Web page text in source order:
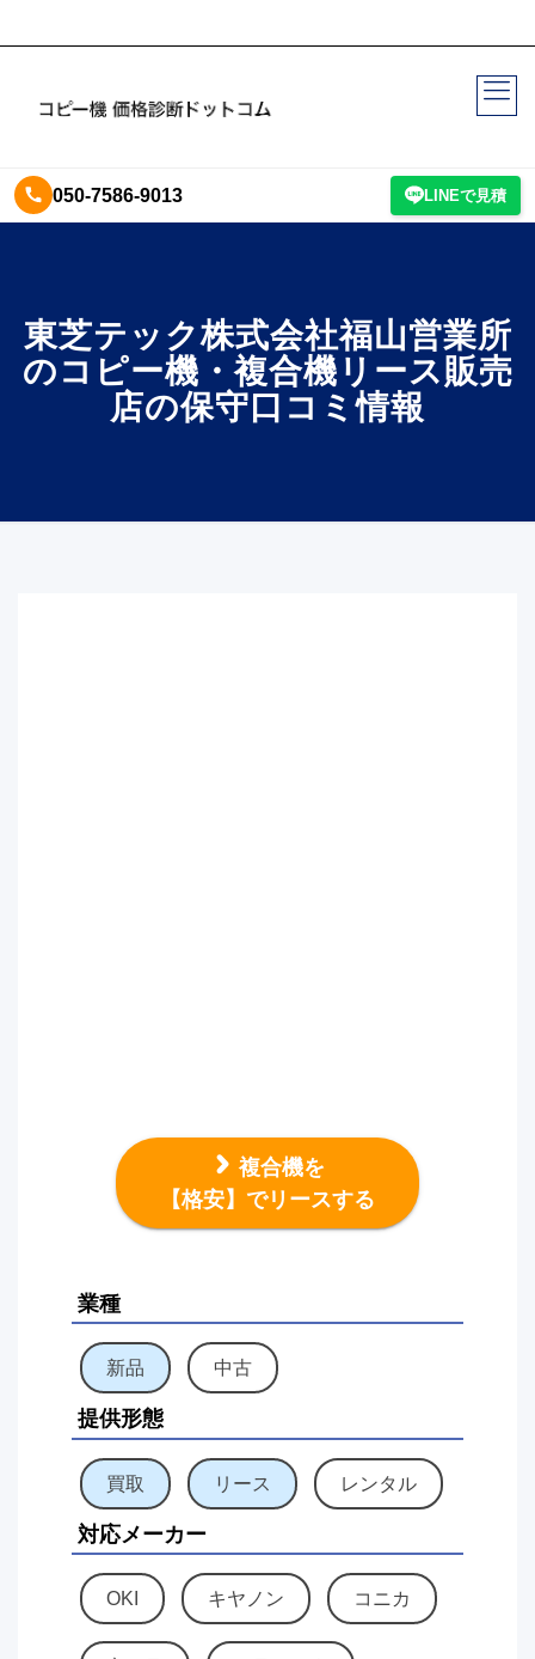
050-7586-9013 LINEで見積
東芝テック株式会社福山営業所
のコピー機・複合機リース販売
店の保守口コミ情報
複合機を
【格安】でリースする
業種
新品 中古
提供形態
買取 リース レンタル
対応メーカー
OKI キヤノン コニカ